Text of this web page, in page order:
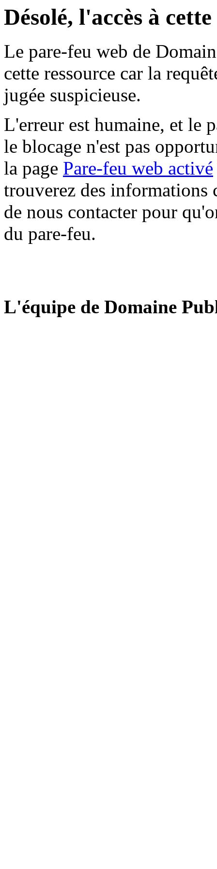
Désolé, l'accès à
Le pare-feu web de
cette ressource car la
jugée suspicieuse.
L'erreur est humaine, et le
le blocage n'est pas
la page Pare-feu web activé
trouverez des informations
de nous contacter pour
du pare-feu.
L'équipe de Domaine